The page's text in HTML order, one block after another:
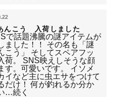
んこう 入荷しました
で話題沸騰の謎アイテムが
ました！！ その名も「謎
こう」 そしてスペアフッ
荷。 SNS映えしそうな顔
す。可愛いです。 イソメ
イなど主に虫エサをつけて
だけ！ 何が釣れるか分か
…続く